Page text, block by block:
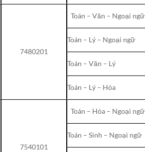
7480201
Toán – Văn – Ngoại ngữ
Toán – Lý – Ngoại ngữ
Toán – Văn – Lý
Toán – Lý – Hóa
7540101
Toán – Hóa – Ngoại ngữ
Toán – Sinh – Ngoại ngữ